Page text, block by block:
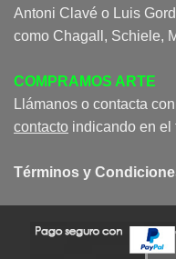
Antoni Clavé o Luis
como Chagall, Schiele,
COMPRAMOS ARTE
Llámanos o contacta
contacto indicando en el
Términos y